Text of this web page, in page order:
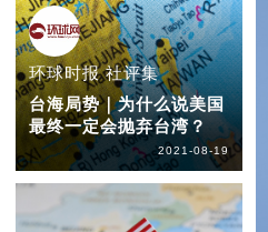
环球时报 社评集
台海局势｜为什么说美国
最终一定会抛弃台湾？
2021-08-19